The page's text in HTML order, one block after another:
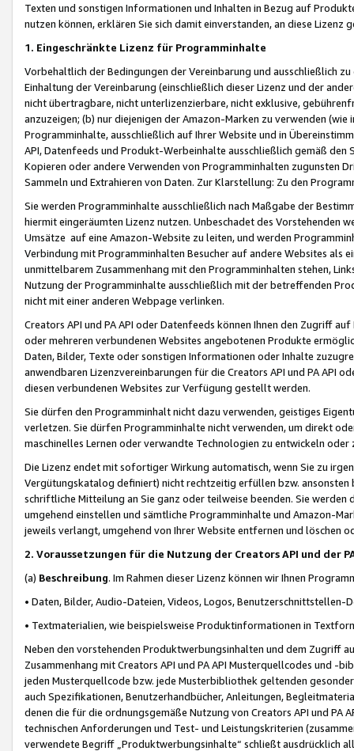
Texten und sonstigen Informationen und Inhalten in Bezug auf
nutzen können, erklären Sie sich damit einverstanden, an diese Lizenz
1. Eingeschränkte Lizenz für Programminhalte
Vorbehaltlich der Bedingungen der Vereinbarung und ausschließlich
Einhaltung der Vereinbarung (einschließlich dieser Lizenz und der
nicht übertragbare, nicht unterlizenzierbare, nicht exklusive,
anzuzeigen; (b) nur diejenigen der Amazon-Marken zu verwenden
Programminhalte, ausschließlich auf Ihrer Website und in
API, Datenfeeds und Produkt-Werbeinhalte ausschließlich gemäß
Kopieren oder andere Verwenden von Programminhalten zugunsten
Sammeln und Extrahieren von Daten. Zur Klarstellung: Zu den
Sie werden Programminhalte ausschließlich nach Maßgabe der
hiermit eingeräumten Lizenz nutzen. Unbeschadet des Vorstehenden
Umsätze auf eine Amazon-Website zu leiten, und werden
Verbindung mit Programminhalten Besucher auf andere Websites als
unmittelbarem Zusammenhang mit den Programminhalten stehen,
Nutzung der Programminhalte ausschließlich mit der betreffenden
nicht mit einer anderen Webpage verlinken.
Creators API und PA API oder Datenfeeds können Ihnen den Zugriff
oder mehreren verbundenen Websites angebotenen Produkte
Daten, Bilder, Texte oder sonstigen Informationen oder Inhalte
anwendbaren Lizenzvereinbarungen für die Creators API und PA API
diesen verbundenen Websites zur Verfügung gestellt werden.
Sie dürfen den Programminhalt nicht dazu verwenden, geistiges
verletzen. Sie dürfen Programminhalte nicht verwenden, um direkt
maschinelles Lernen oder verwandte Technologien zu entwickeln
Die Lizenz endet mit sofortiger Wirkung automatisch, wenn Sie zu
Vergütungskatalog definiert) nicht rechtzeitig erfüllen bzw. ansonsten
schriftliche Mitteilung an Sie ganz oder teilweise beenden. Sie werden
umgehend einstellen und sämtliche Programminhalte und Amazon-
jeweils verlangt, umgehend von Ihrer Website entfernen und löschen
2. Voraussetzungen für die Nutzung der Creators API und der
(a) Beschreibung. Im Rahmen dieser Lizenz können wir Ihnen
• Daten, Bilder, Audio-Dateien, Videos, Logos, Benutzerschnittstellen-
• Textmaterialien, wie beispielsweise Produktinformationen in
Neben den vorstehenden Produktwerbungsinhalten und dem Zugriff
Zusammenhang mit Creators API und PA API Musterquellcodes und
jeden Musterquellcode bzw. jede Musterbibliothek geltenden
auch Spezifikationen, Benutzerhandbücher, Anleitungen,
denen die für die ordnungsgemäße Nutzung von Creators API und PA
technischen Anforderungen und Test- und Leistungskriterien
verwendete Begriff „Produktwerbungsinhalte“ schließt ausdrücklich